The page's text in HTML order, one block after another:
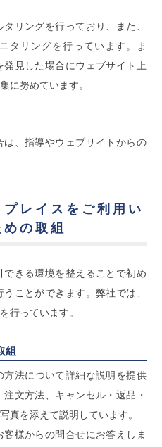
リングを行っており、また、
タリングを行っています。ま
見した場合にウェブサイト上
に努めています。
、指導やウェブサイトからの
レイスをご利用い
の取組
きる環境を整えることで初め
ことができます。弊社では、
行っています。
組
方法について詳細な説明を提供
文方法、キャンセル・返品・
真を添えて説明しています。
客様からの問合せにお答えしま